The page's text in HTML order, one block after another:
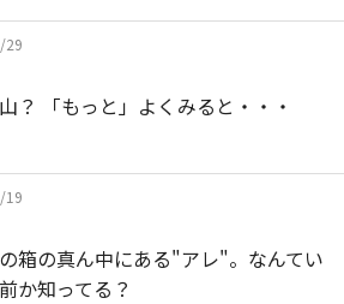
29
？ 「もっと」よくみると・・・
19
箱の真ん中にある"アレ"。なんてい
か知ってる？